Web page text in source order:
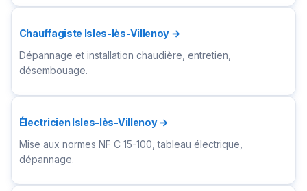
Chauffagiste Isles-lès-Villenoy →
Dépannage et installation chaudière, entretien,
désembouage.
Électricien Isles-lès-Villenoy →
Mise aux normes NF C 15-100, tableau électrique,
dépannage.